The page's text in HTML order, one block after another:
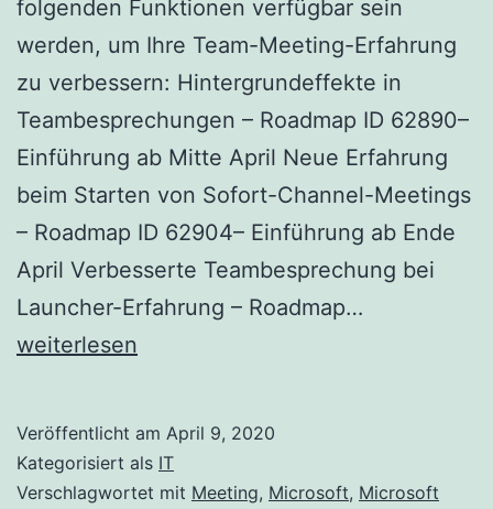
folgenden Funktionen verfügbar sein
werden, um Ihre Team-Meeting-Erfahrung
zu verbessern: Hintergrundeffekte in
Teambesprechungen – Roadmap ID 62890–
Einführung ab Mitte April Neue Erfahrung
beim Starten von Sofort-Channel-Meetings
– Roadmap ID 62904– Einführung ab Ende
April Verbesserte Teambesprechung bei
Launcher-Erfahrung – Roadmap…
weiterlesen
Veröffentlicht am April 9, 2020
Kategorisiert als IT
Verschlagwortet mit Meeting, Microsoft, Microsoft